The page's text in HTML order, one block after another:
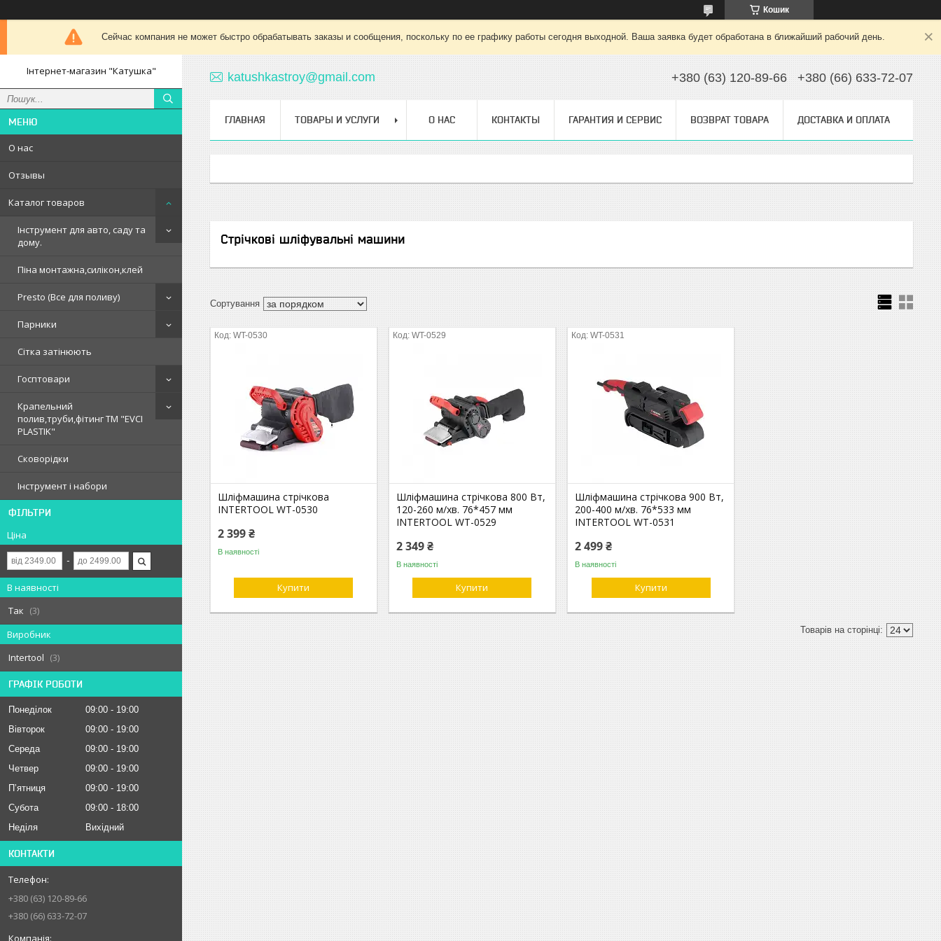
Кошик
Сейчас компания не может быстро обрабатывать заказы и сообщения, поскольку по ее графику работы сегодня выходной. Ваша заявка будет обработана в ближайший рабочий день.
Інтернет-магазин "Катушка"
О нас
Отзывы
Каталог товаров
Інструмент для авто, саду та
дому.
Піна монтажна,силікон,клей
Presto (Все для поливу)
Парники
Сітка затінюють
Госптовари
Крапельний
полив,труби,фітинг ТМ "EVCI
PLASTIK"
Сковорідки
Інструмент і набори
ФІЛЬТРИ
Ціна
В наявності
Так
3
Виробник
Intertool
3
ГРАФІК РОБОТИ
Понеділок 09:00
19:00
Вівторок
09:00
19:00
Середа
09:00
19:00
Четвер
09:00
19:00
Пʼятниця
09:00
19:00
Субота
09:00
18:00
Неділя
Вихідний
КОНТАКТИ
+380 (63) 120-89-66
+380 (66) 633-72-07
katushkastroy@gmail.com +380 (63) 120-89-66 +380 (66) 633-72-07
ГЛАВНАЯ ТОВАРЫ И УСЛУГИ О НАС КОНТАКТЫ ГАРАНТИЯ И СЕРВИС ВОЗВРАТ ТОВАРА ДОСТАВКА И ОПЛАТА
Стрічкові шліфувальні машини
WT-0530
Шліфмашина стрічкова
INTERTOOL WT-0530
2 399 ₴
В наявності
Купити
WT-0529
Шліфмашина стрічкова 800 Вт,
120-260 м/хв. 76*457 мм
INTERTOOL WT-0529
2 349 ₴
В наявності
Купити
WT-0531
Шліфмашина стрічкова 900 Вт,
200-400 м/хв. 76*533 мм
INTERTOOL WT-0531
2 499 ₴
В наявності
Купити